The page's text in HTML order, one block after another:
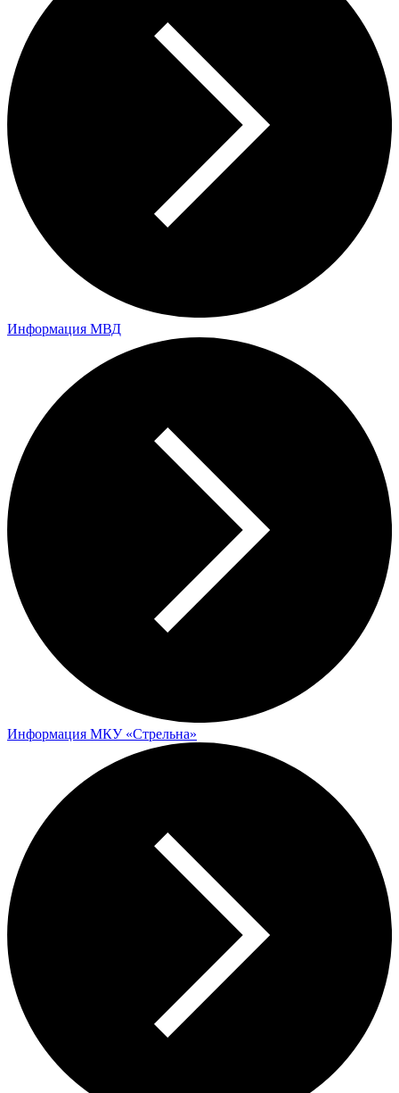
Информация МВД
Информация МКУ «Стрельна»